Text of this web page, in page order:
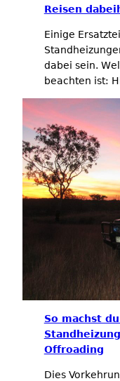
Reisen
Einige
dabei sein.
beachten ist:
So machst
Offroading
Dies